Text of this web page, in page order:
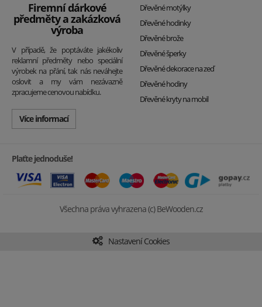
Firemní dárkové
předměty a zakázková
výroba
V případě, že poptáváte jakékoliv
reklamní předměty nebo speciální
výrobek na přání, tak nás neváhejte
oslovit a my vám nezávazně
zpracujeme cenovou nabídku.
Více informací
Dřevěné motýlky
Dřevěné hodinky
Dřevěné brože
Dřevěné šperky
Dřevěné dekorace na zeď
Dřevěné hodiny
Dřevěné kryty na mobil
Plaťte jednoduše!
Všechna práva vyhrazena (c) BeWooden.cz
Nastavení Cookies